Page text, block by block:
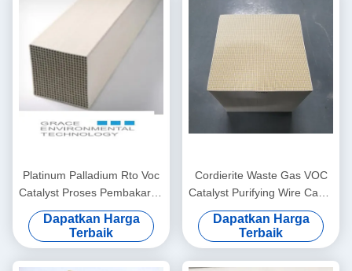
Platinum Palladium Rto Voc
Catalyst Proses Pembakaran
Sistem Oksidasi Katalitik
Dapatkan Harga
Terbaik
Cordierite Waste Gas VOC
Catalyst Purifying Wire Cable
Industri Mesin Kawat Enamel
Dapatkan Harga
Terbaik